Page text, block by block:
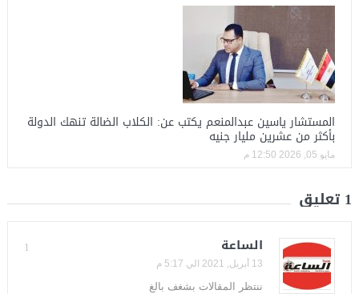
المستشار ياسين عبدالمنعم يكتب عن: الكلاب الضالة تنهك الدولة
بأكثر من عشرين مليار جنيه
مايو 05, 2026 12:50 م
1 تعليق
1 الساعة
13 أبريل, 2021 الي 5:17 م
ننتظر المقالات بشغف بالغ